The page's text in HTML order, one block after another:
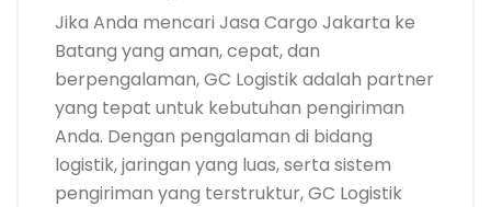
Jika Anda mencari Jasa Cargo Jakarta ke
Batang yang aman, cepat, dan
berpengalaman, GC Logistik adalah partner
yang tepat untuk kebutuhan pengiriman
Anda. Dengan pengalaman di bidang
logistik, jaringan yang luas, serta sistem
pengiriman yang terstruktur, GC Logistik